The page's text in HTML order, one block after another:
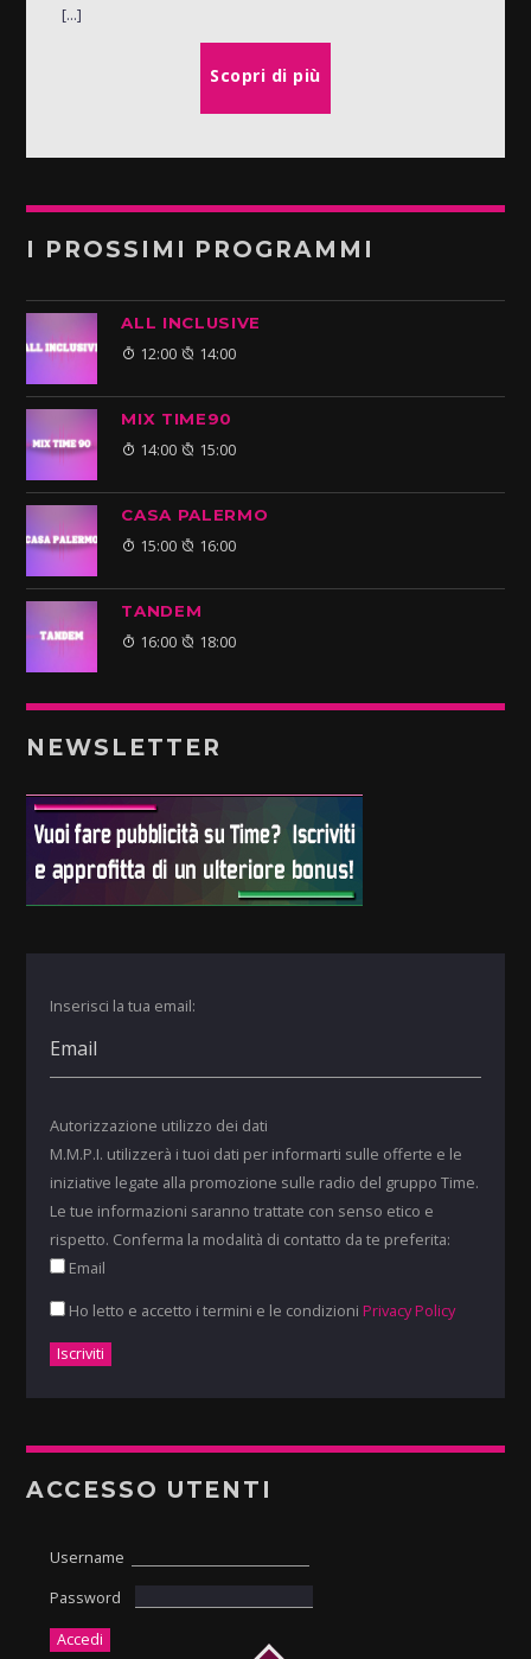
[...]
Scopri di più
I PROSSIMI PROGRAMMI
ALL INCLUSIVE
12:00 14:00
MIX TIME90
14:00 15:00
CASA PALERMO
15:00 16:00
TANDEM
16:00 18:00
NEWSLETTER
Inserisci la tua email:
Autorizzazione utilizzo dei dati
M.M.P.I. utilizzerà i tuoi dati per informarti sulle offerte e le
iniziative legate alla promozione sulle radio del gruppo Time.
Le tue informazioni saranno trattate con senso etico e
rispetto. Conferma la modalità di contatto da te preferita:
Email
Ho letto e accetto i termini e le condizioni Privacy Policy
ACCESSO UTENTI
Username
Password